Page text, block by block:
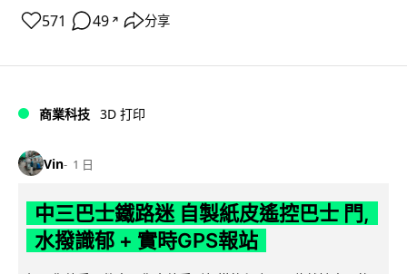
571 49 ↗ 分享
商業科技 3D 打印
Vin 1 日
中三巴士鐵路迷 自製紙皮遙控巴士 門,
水撥識郁 + 實時GPS報站